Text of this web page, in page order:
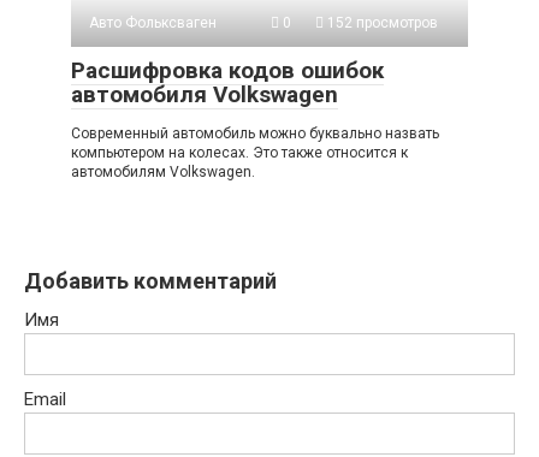
Авто Фольксваген
0 152 просмотров
Расшифровка кодов ошибок
автомобиля Volkswagen
Современный автомобиль можно буквально назвать
компьютером на колесах. Это также относится к
автомобилям Volkswagen.
Добавить комментарий
Имя
Email